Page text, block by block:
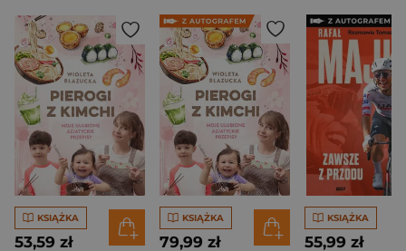
KSIĄŻKA
53,59 zł
KSIĄŻKA
79,99 zł
KSIĄŻKA
55,99 zł